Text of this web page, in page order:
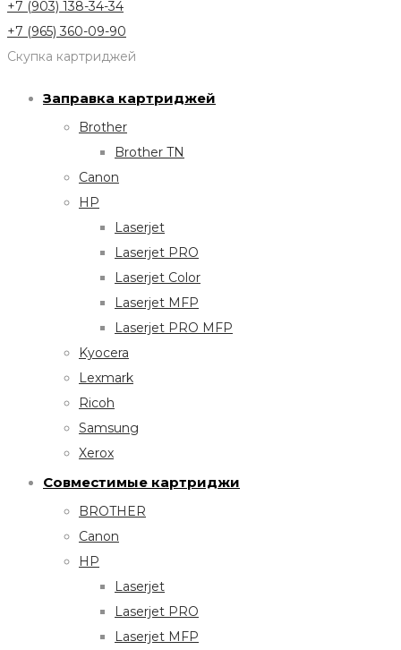
+7 (903) 138-34-34
+7 (965) 360-09-90
Скупка картриджей
Заправка картриджей
Brother
Brother TN
Canon
HP
Laserjet
Laserjet PRO
Laserjet Color
Laserjet MFP
Laserjet PRO MFP
Kyocera
Lexmark
Ricoh
Samsung
Xerox
Совместимые картриджи
BROTHER
Canon
HP
Laserjet
Laserjet PRO
Laserjet MFP